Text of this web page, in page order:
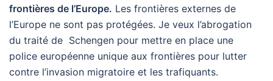
frontières de l’Europe. Les frontières externes de
l’Europe ne sont pas protégées. Je veux l’abrogation
du traité de Schengen pour mettre en place une
police européenne unique aux frontières pour lutter
contre l’invasion migratoire et les trafiquants.